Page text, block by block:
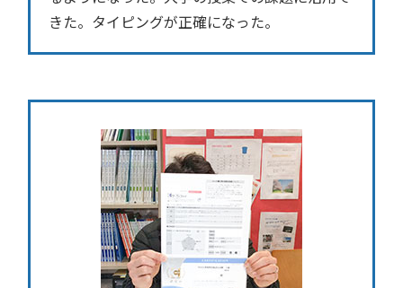
きた。タイピングが正確になった。